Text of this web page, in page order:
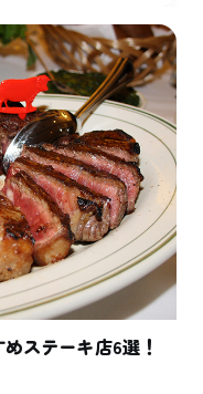
ステーキ店6選！